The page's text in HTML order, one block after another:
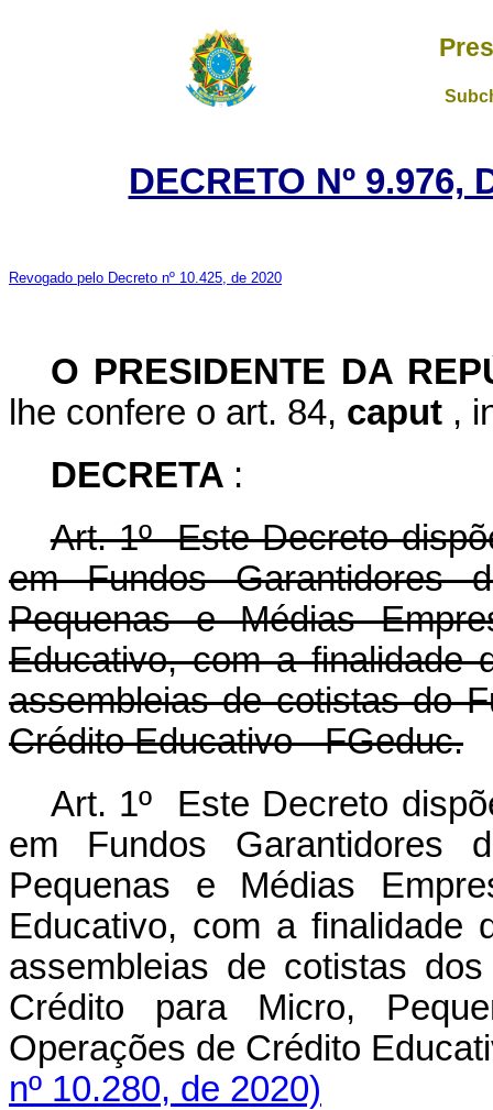
DECRETO Nº 9.976,
Revogado pelo Decreto nº 10.425, de 2020
O PRESIDENTE DA
lhe confere o art. 84, caput ,
DECRETA :
Art. 1º Este Decreto
em Fundos Garantidores
Pequenas e Médias
Educativo, com a finalidade
assembleias de cotistas do
Crédito Educativo - FGeduc.
Art. 1º Este Decreto
em Fundos Garantidores
Pequenas e Médias
Educativo, com a finalidade
assembleias de cotistas
Crédito para Micro,
Operações de Crédito
nº 10.280, de 2020)